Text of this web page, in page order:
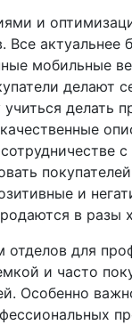
и
Все актуальнее
мобильные
делают
делать
и
в разы
отделов для
и часто
Особенно